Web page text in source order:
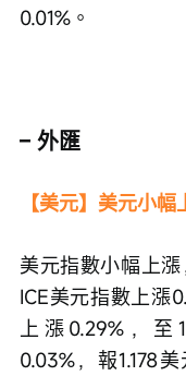
0.01%。
– 外匯
【美元】美元小
美元指數小幅上漲
ICE美元指數上漲
上漲0.29%，至
0.03%，報1.178